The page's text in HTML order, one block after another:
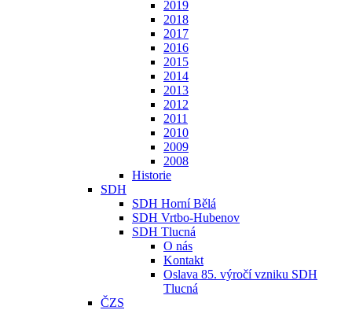
2019
2018
2017
2016
2015
2014
2013
2012
2011
2010
2009
2008
Historie
SDH
SDH Horní Bělá
SDH Vrtbo-Hubenov
SDH Tlucná
O nás
Kontakt
Oslava 85. výročí vzniku SDH
Tlucná
ČZS